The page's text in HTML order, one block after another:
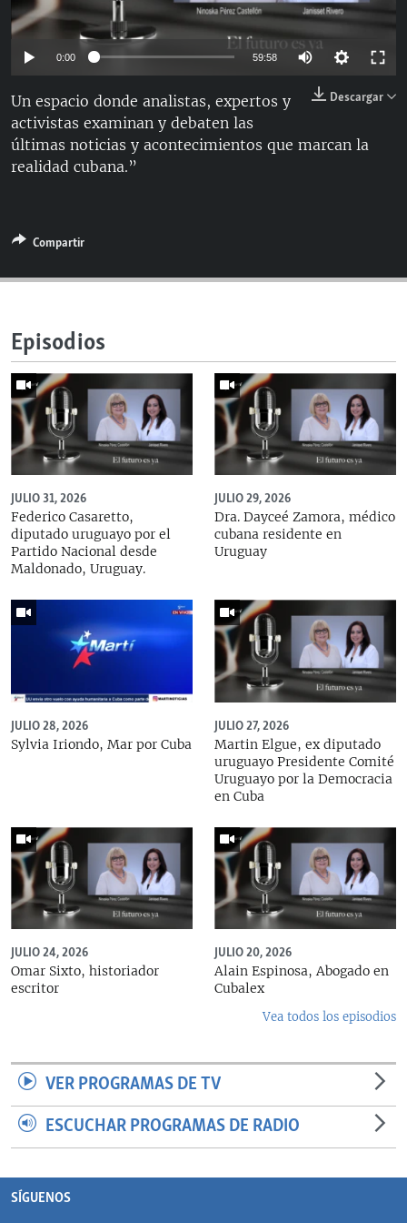
RADIO MARTÍ
ESPECIALES
LA REALIDAD DE LA VIVIENDA EN CUBA
SER VIEJO EN CUBA
DESINFORMACIÓN RUSA EN AMÉRICA LATINA
LA INVASIÓN DE RUSIA A UCRANIA
MULTIMEDIA
EDITORIALES
SÍGUENOS Auto
0:00 59:58
144p
360p
Descargar
Un espacio donde analistas, expertos y
activistas examinan y debaten las
últimas noticias y acontecimientos que marcan la
realidad cubana.”
Compartir
Episodios
JULIO 31, 2026
Federico Casaretto,
diputado uruguayo por el
Partido Nacional desde
Maldonado, Uruguay.
JULIO 29, 2026
Dra. Dayceé Zamora, médico
cubana residente en
Uruguay
JULIO 28, 2026
Sylvia Iriondo, Mar por Cuba
JULIO 27, 2026
Martin Elgue, ex diputado
uruguayo Presidente Comité
Uruguayo por la Democracia
en Cuba
JULIO 24, 2026
Omar Sixto, historiador
escritor
JULIO 20, 2026
Alain Espinosa, Abogado en
Cubalex
Vea todos los episodios
VER PROGRAMAS DE TV
ESCUCHAR PROGRAMAS DE RADIO
SÍGUENOS